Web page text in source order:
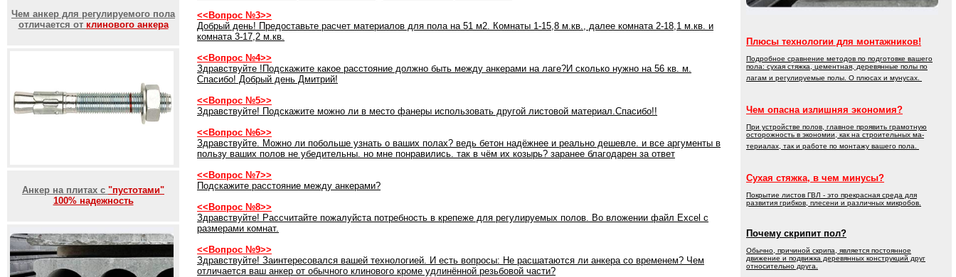
Чем анкер для регулируемого пола
отличается от клинового анкера
Анкер на плитах с "пустотами"
100% надежность
<<Вопрос №3>>
Добрый день! Предоставьте расчет материалов для пола на 51 м2. Комнаты 1-15,8 м.кв., далее комната 2-18,1 м.кв. и
комната 3-17,2 м.кв.
<<Вопрос №4>>
Здравствуйте !Подскажите какое расстояние должно быть между анкерами на лаге?И сколько нужно на 56 кв. м.
Спасибо! Добрый день Дмитрий!
<<Вопрос №5>>
Здравствуйте! Подскажите можно ли в место фанеры использовать другой листовой материал.Спасибо!!
<<Вопрос №6>>
Здравствуйте. Можно ли побольше узнать о ваших полах? ведь бетон надёжнее и реально дешевле. и все аргументы в
пользу ваших полов не убедительны. но мне понравились. так в чём их козырь? заранее благодарен за ответ
<<Вопрос №7>>
Подскажите расстояние между анкерами?
<<Вопрос №8>>
Здравствуйте! Рассчитайте пожалуйста потребность в крепеже для регулируемых полов. Во вложении файл Excel c
размерами комнат.
<<Вопрос №9>>
Здравствуйте! Заинтересовался вашей технологией. И есть вопросы: Не расшатаются ли анкера со временем? Чем
отличается ваш анкер от обычного клинового кроме удлинённой резьбовой части?
Плюсы технологии для монтажников!
Подробное сравнение методов по подготовке вашего
пола: сухая стяжка, цементная, деревянные полы по
лагам и регулируемые полы. О плюсах и мунусах.
Чем опасна излишняя экономия?
При устройстве полов, главное проявить грамотную
осторожность в экономии, как на строительных ма-
териалах, так и работе по монтажу вашего пола.
Сухая стяжка, в чем минусы?
Покрытие листов ГВЛ - это прекрасная среда для
развития грибков, плесени и различных микробов.
Почему скрипит пол?
Обычно, причиной скрипа, является постоянное
движение и подвижка деревянных конструкций друг
относительно друга.